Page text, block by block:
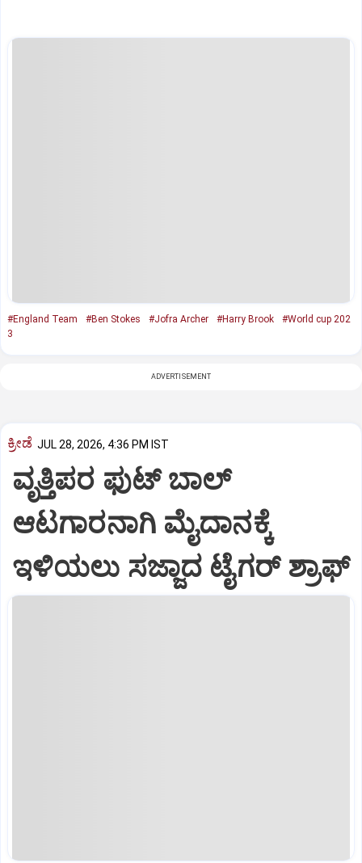
#England Team #Ben Stokes #Jofra Archer #Harry Brook
#World cup 202
3
ADVERTISEMENT
ಕ್ರೀಡೆ JUL 28, 2026, 4:36 PM IST
ವೃತ್ತಿಪರ ಫುಟ್‌ ಬಾಲ್
ಆಟಗಾರನಾಗಿ ಮೈದಾನಕ್ಕೆ
ಇಳಿಯಲು ಸಜ್ಜಾದ ಟೈಗರ್‌ ಶ್ರಾಫ್